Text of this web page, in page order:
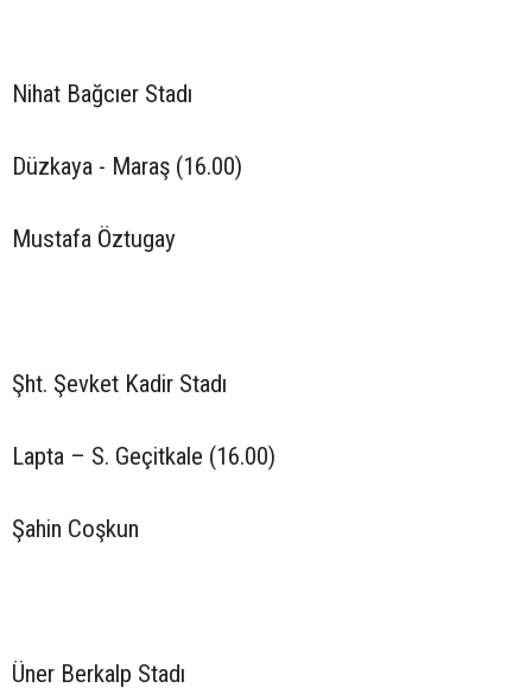
Nihat Bağcıer Stadı
Düzkaya - Maraş (16.00)
Mustafa Öztugay
Şht. Şevket Kadir Stadı
Lapta – S. Geçitkale (16.00)
Şahin Coşkun
Üner Berkalp Stadı